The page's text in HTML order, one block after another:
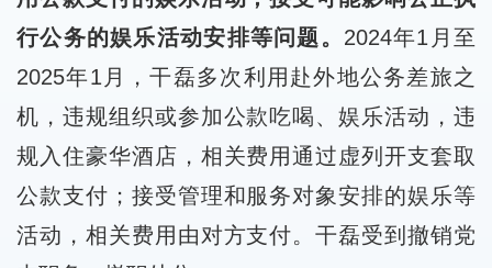
行公务的娱乐活动安排等问题。 2024年1月至
2025年1月，干磊多次利用赴外地公务差旅之
机，违规组织或参加公款吃喝、娱乐活动，违
规入住豪华酒店，相关费用通过虚列开支套取
公款支付；接受管理和服务对象安排的娱乐等
活动，相关费用由对方支付。干磊受到撤销党